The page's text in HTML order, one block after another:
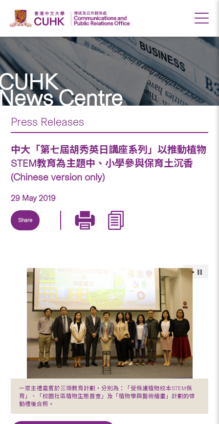
Centre
Press Releases
中大「第七屆胡秀英日講座系列」以推動植物
STEM教育為主題中、小學參與保育土沉香
(Chinese version only)
29 May 2019
Share
一眾主禮嘉賓於三項教育計劃，分別為：「受保護植物校本STEM保
育」、「校園社區植物生態普查」及「植物學與藝術繪畫」計劃的啓
動禮後合照。